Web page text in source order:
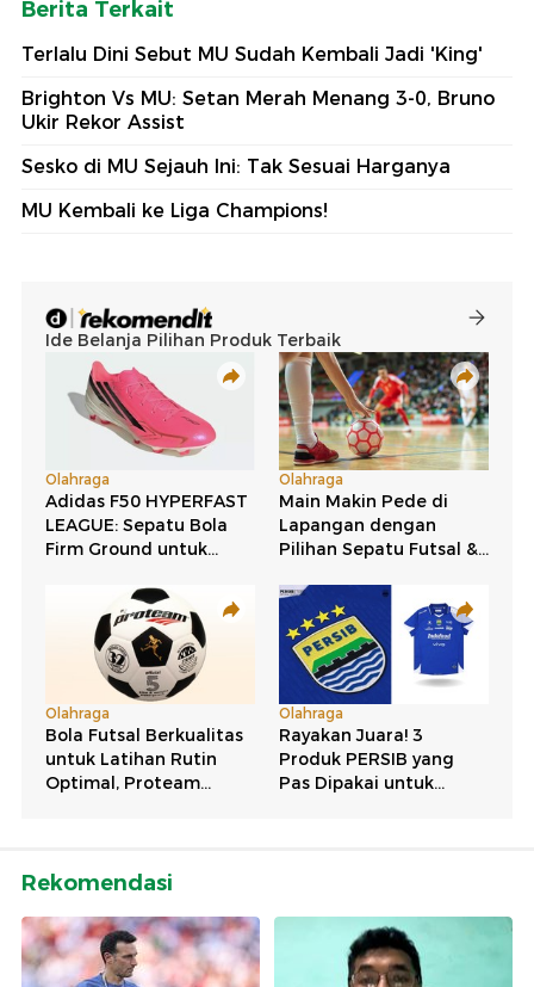
Berita Terkait
Terlalu Dini Sebut MU Sudah Kembali Jadi 'King'
Brighton Vs MU: Setan Merah Menang 3-0, Bruno
Ukir Rekor Assist
Sesko di MU Sejauh Ini: Tak Sesuai Harganya
MU Kembali ke Liga Champions!
Rekomendasi